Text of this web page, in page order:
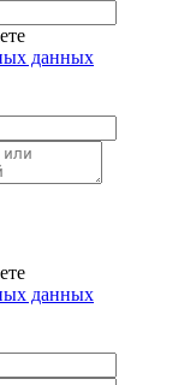
данных
данных